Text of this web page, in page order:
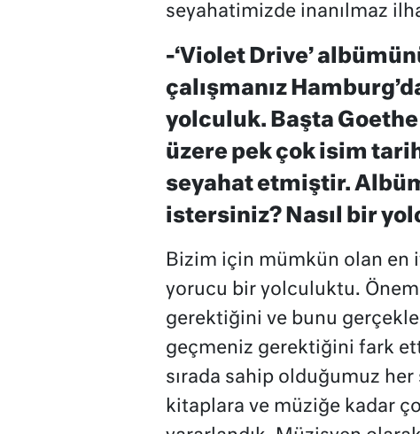
seyahatimizde inanılmaz
-‘Violet Drive’
çalışmanız
yolculuk. Başta
üzere pek çok isim
seyahat etmiştir.
istersiniz? Nasıl bir
Bizim için mümkün olan en
yorucu bir yolculuktu.
gerektiğini ve bunu
geçmeniz gerektiğini fark
sırada sahip olduğumuz
kitaplara ve müziğe kadar